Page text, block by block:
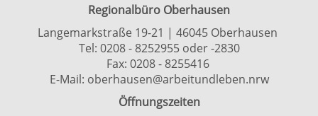
Regionalbüro Oberhausen
Langemarkstraße 19-21 | 46045 Oberhausen
Tel: 0208 - 8252955oder-2830
Fax: 0208 - 8255416
E-Mail: oberhausen@arbeitundleben.nrw
Öffnungszeiten